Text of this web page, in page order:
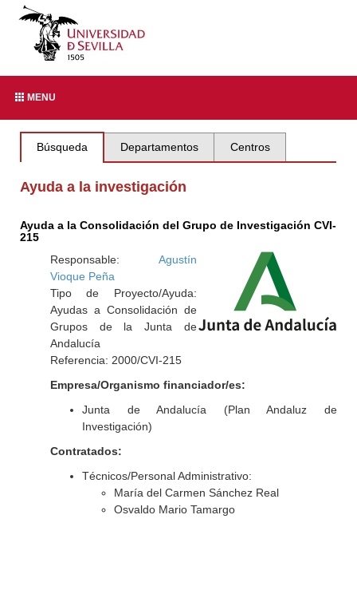
MENU
Búsqueda Departamentos Centros
Ayuda a la investigación
Ayuda a la Consolidación del Grupo de Investigación CVI-
215
Responsable: Agustín
Vioque Peña
Tipo de Proyecto/Ayuda:
Ayudas a Consolidación de
Grupos de la Junta de
Andalucía
Referencia: 2000/CVI-215
Empresa/Organismo financiador/es:
Junta de Andalucía (Plan Andaluz de
Investigación)
Contratados:
Técnicos/Personal Administrativo:
María del Carmen Sánchez Real
Osvaldo Mario Tamargo